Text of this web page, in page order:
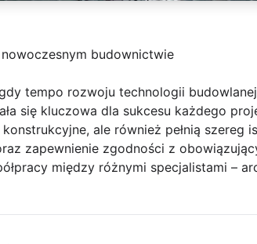
budownictwie
tempo rozwoju technologii
się kluczowa dla sukcesu każdego
ale również pełnią szereg
zapewnienie zgodności z
między różnymi specjalistami –